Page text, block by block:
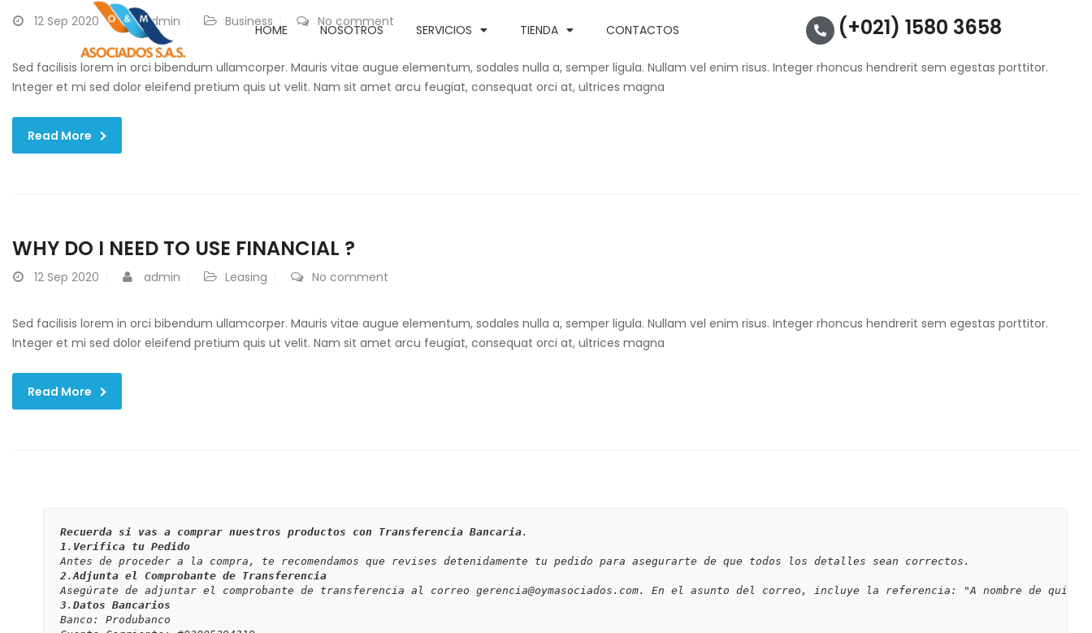
HOME NOSOTROS SERVICIOS TIENDA CONTACTOS (+021) 1580 3658
12 Sep 2020 admin Business No comment
Sed facilisis lorem in orci bibendum ullamcorper. Mauris vitae augue elementum, sodales nulla a, semper ligula. Nullam vel enim risus. Integer rhoncus hendrerit sem egestas porttitor.
Integer et mi sed dolor eleifend pretium quis ut velit. Nam sit amet arcu feugiat, consequat orci at, ultrices magna
Read More
WHY DO I NEED TO USE FINANCIAL ?
12 Sep 2020 admin Leasing No comment
Sed facilisis lorem in orci bibendum ullamcorper. Mauris vitae augue elementum, sodales nulla a, semper ligula. Nullam vel enim risus. Integer rhoncus hendrerit sem egestas porttitor.
Integer et mi sed dolor eleifend pretium quis ut velit. Nam sit amet arcu feugiat, consequat orci at, ultrices magna
Read More
Recuerda si vas a comprar nuestros productos con Transferencia Bancaria
1 . Verifica tu Pedido
2. Adjunta el Comprobante de Transferencia
3 . Datos Bancarios
Banco: Produbanco